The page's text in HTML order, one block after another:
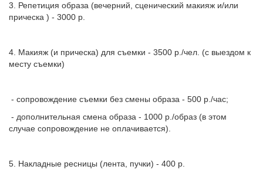
3. Репетиция образа (вечерний, сценический макияж и/или
прическа ) - 3000 р.
4. Макияж (и прическа) для съемки - 3500 р./чел. (с выездом к
месту съемки)
- сопровождение съемки без смены образа - 500 р./час;
- дополнительная смена образа - 1000 р./образ (в этом
случае сопровождение не оплачивается).
5. Накладные ресницы (лента, пучки) - 400 р.